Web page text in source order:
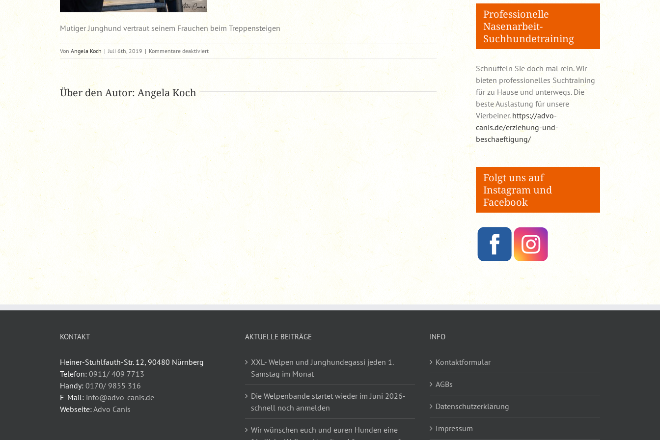
Mutiger Junghund vertraut seinem Frauchen beim Treppensteigen
Von Angela Koch | Juli 6th, 2019 | Kommentare deaktiviertfür
MuMutiger
Frauchen
Treppensteigen
Über den Autor: Angela Koch
Professionelle
Nasenarbeit-
Suchhundetraining
Schnüffeln Sie doch mal rein. Wir
bieten professionelles Suchtraining
für zu Hause und unterwegs. Die
beste Auslastung für unsere
Vierbeiner. https://advo-
canis.de/erziehung-und-
beschaeftigung/
Folgt uns auf
Instagram und
Facebook
KONTAKT
Heiner-Stuhlfauth-Str. 12, 90480 Nürnberg
Telefon: 0911/ 409 7713
Handy: 0170/ 9855 316
E-Mail: info@advo-canis.de
Webseite:Advo Canis
AKTUELLE BEITRÄGE
XXL- Welpen und Junghundegassi jeden 1.
Samstag im Monat
Die Welpenbande startet wieder im Juni 2026-
schnell noch anmelden
Wir wünschen euch und euren Hunden eine
INFO
Kontaktformular
AGBs
Datenschutzerklärung
Impressum